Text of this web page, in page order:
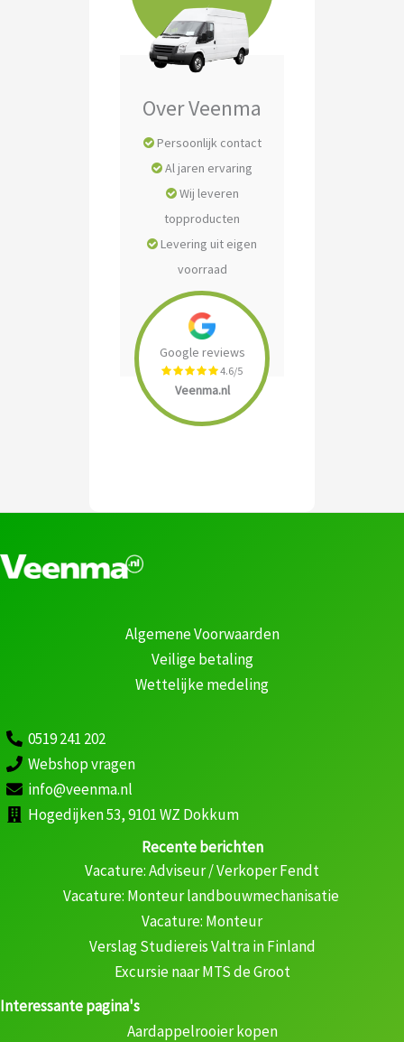
Over Veenma
Persoonlijk contact
Al jaren ervaring
Wij leveren
topproducten
Levering uit eigen
voorraad
Google reviews
4.6/5
Veenma.nl
Algemene Voorwaarden
Veilige betaling
Wettelijke medeling
0519 241 202
Webshop vragen
info@veenma.nl
Hogedijken 53, 9101 WZ Dokkum
Recente berichten
Vacature: Adviseur / Verkoper Fendt
Vacature: Monteur landbouwmechanisatie
Vacature: Monteur
Verslag Studiereis Valtra in Finland
Excursie naar MTS de Groot
Interessante pagina's
Aardappelrooier kopen